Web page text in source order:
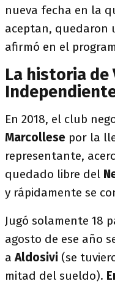
nueva fecha en la
aceptan, quedaron
afirmó en el
La historia de
En 2018, el club
Marcollese por la
representante,
quedado libre del
y rápidamente se
Jugó solamente 18
agosto de ese año
aAldosivi (se
mitad del sueldo).